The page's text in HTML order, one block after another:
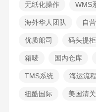
无纸化操作 WMS
海外华人团队 自
优质船司 码头提柜
箱唛 国内仓库
TMS系统 海运流程
纽酷国际 美国清关